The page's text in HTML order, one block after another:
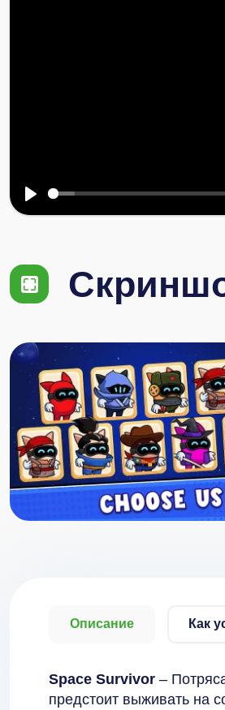
Описание Как
Space Survivor –
предстоит выживать на